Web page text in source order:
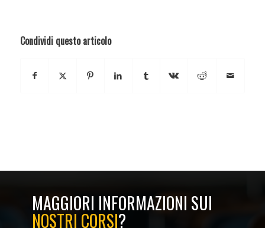
Condividi questo articolo
MAGGIORI INFORMAZIONI SUI
NOSTRI CORSI?